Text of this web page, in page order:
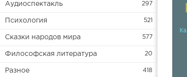
Аудиоспектакль 297
Психология 521
Сказки народов мира 577
Философская литература 20
Разное 418